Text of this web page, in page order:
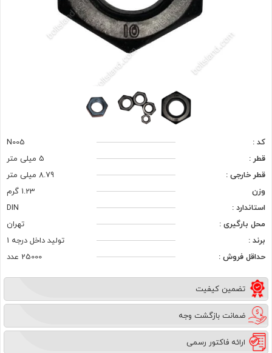
کد :
N005
قطر :
5 میلی متر
قطر خارجی :
8.79 میلی متر
وزن
1.23 گرم
استاندارد :
DIN
محل بارگیری :
تهران
برند :
تولید داخل درجه 1
حداقل فروش :
25000 عدد
تضمین کیفیت
ضمانت بازگشت وجه
ارائه فاکتور رسمی